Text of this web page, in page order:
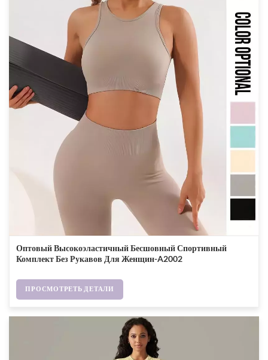
Оптовый Высокоэластичный Бесшовный Спортивный
Комплект Без Рукавов Для Женщин-A2002
ПРОСМОТРЕТЬ ДЕТАЛИ